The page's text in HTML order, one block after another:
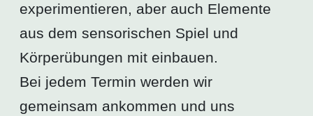
experimentieren, aber auch Elemente
aus dem sensorischen Spiel und
Körperübungen mit einbauen.
Bei jedem Termin werden wir
gemeinsam ankommen und uns